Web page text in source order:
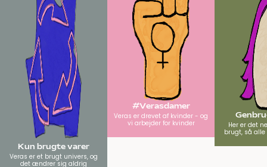
Kun brugte varer
Veras er et brugt univers, og
det ændrer sig aldrig
#Verasdamer
Veras er drevet af kvinder - og
vi arbejder for kvinder
Her er det
brugt, så